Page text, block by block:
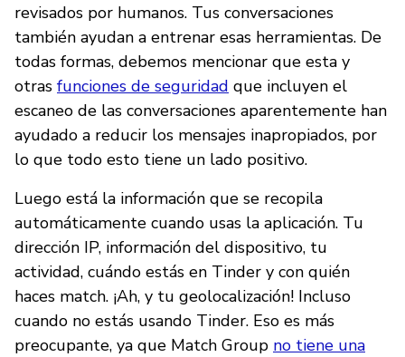
revisados por humanos. Tus conversaciones
también ayudan a entrenar esas herramientas. De
todas formas, debemos mencionar que esta y
otras funciones de seguridad que incluyen el
escaneo de las conversaciones aparentemente han
ayudado a reducir los mensajes inapropiados, por
lo que todo esto tiene un lado positivo.
Luego está la información que se recopila
automáticamente cuando usas la aplicación. Tu
dirección IP, información del dispositivo, tu
actividad, cuándo estás en Tinder y con quién
haces match. ¡Ah, y tu geolocalización! Incluso
cuando no estás usando Tinder. Eso es más
preocupante, ya que Match Group no tiene una